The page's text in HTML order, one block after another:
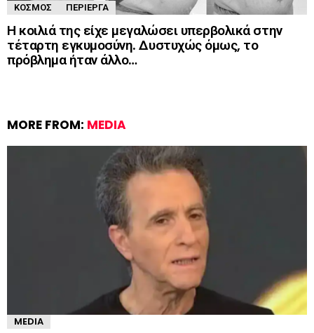
ΚΌΣΜΟΣ ΠΕΡΊΕΡΓΑ
Η κοιλιά της είχε μεγαλώσει υπερβολικά στην
τέταρτη εγκυμοσύνη. Δυστυχώς όμως, το
πρόβλημα ήταν άλλο…
MORE FROM: MEDIA
MEDIA